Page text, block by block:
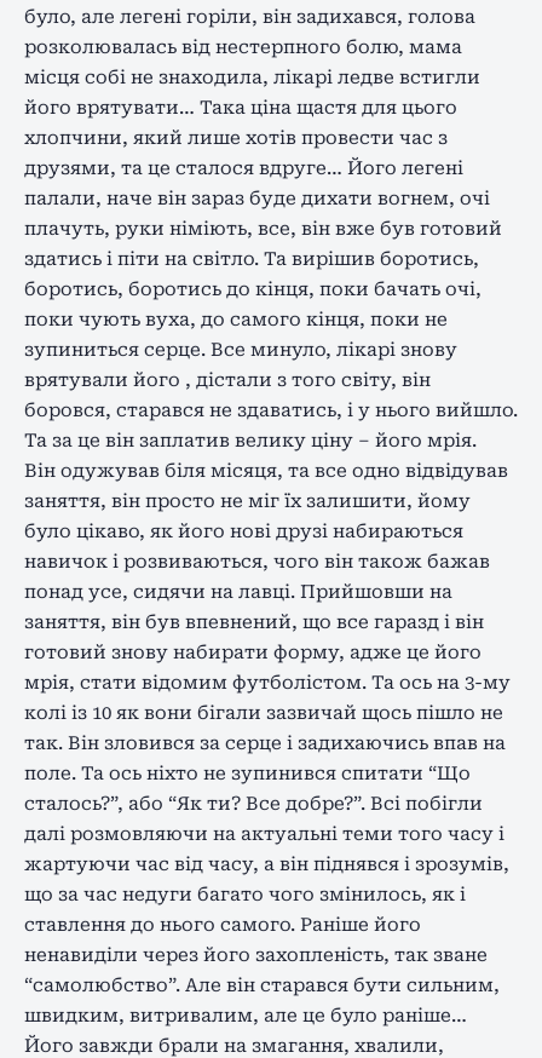
було, але легені горіли, він задихався, голова
розколювалась від нестерпного болю, мама
місця собі не знаходила, лікарі ледве встигли
його врятувати… Така ціна щастя для цього
хлопчини, який лише хотів провести час з
друзями, та це сталося вдруге… Його легені
палали, наче він зараз буде дихати вогнем, очі
плачуть, руки німіють, все, він вже був готовий
здатись і піти на світло. Та вирішив боротись,
боротись, боротись до кінця, поки бачать очі,
поки чують вуха, до самого кінця, поки не
зупиниться серце. Все минуло, лікарі знову
врятували його , дістали з того світу, він
боровся, старався не здаватись, і у нього вийшло.
Та за це він заплатив велику ціну – його мрія.
Він одужував біля місяця, та все одно відвідував
заняття, він просто не міг їх залишити, йому
було цікаво, як його нові друзі набираються
навичок і розвиваються, чого він також бажав
понад усе, сидячи на лавці. Прийшовши на
заняття, він був впевнений, що все гаразд і він
готовий знову набирати форму, адже це його
мрія, стати відомим футболістом. Та ось на 3-му
колі із 10 як вони бігали зазвичай щось пішло не
так. Він зловився за серце і задихаючись впав на
поле. Та ось ніхто не зупинився спитати “Що
сталось?”, або “Як ти? Все добре?”. Всі побігли
далі розмовляючи на актуальні теми того часу і
жартуючи час від часу, а він піднявся і зрозумів,
що за час недуги багато чого змінилось, як і
ставлення до нього самого. Раніше його
ненавиділи через його захопленість, так зване
“самолюбство”. Але він старався бути сильним,
швидким, витривалим, але це було раніше…
Його завжди брали на змагання, хвалили,